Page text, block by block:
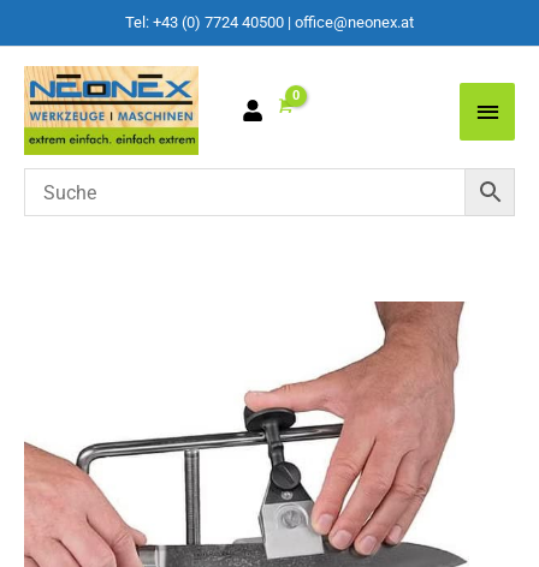
Tel: +43 (0) 7724 40500 | office@neonex.at
Main